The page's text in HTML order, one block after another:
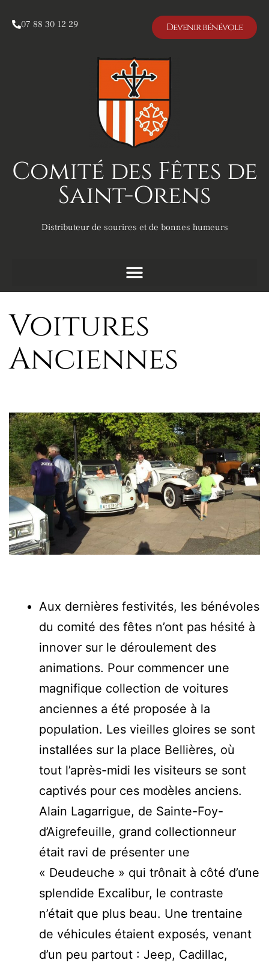
07 88 30 12 29 Devenir bénévole
Comité des Fêtes de
Saint-Orens
Distributeur de sourires et de bonnes humeurs
Voitures
Anciennes
Aux dernières festivités, les bénévoles
du comité des fêtes n’ont pas hésité à
innover sur le déroulement des
animations. Pour commencer une
magnifique collection de voitures
anciennes a été proposée à la
population. Les vieilles gloires se sont
installées sur la place Bellières, où
tout l’après-midi les visiteurs se sont
captivés pour ces modèles anciens.
Alain Lagarrigue, de Sainte-Foy-
d’Aigrefeuille, grand collectionneur
était ravi de présenter une
« Deudeuche » qui trônait à côté d’une
splendide Excalibur, le contraste
n’était que plus beau. Une trentaine
de véhicules étaient exposés, venant
d’un peu partout : Jeep, Cadillac,